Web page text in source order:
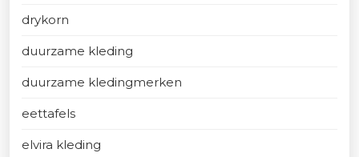
drykorn
duurzame kleding
duurzame kledingmerken
eettafels
elvira kleding